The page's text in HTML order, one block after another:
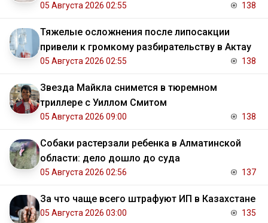
05 Августа 2026 02:55 138
Тяжелые осложнения после липосакции
привели к громкому разбирательству в Актау
05 Августа 2026 02:55 138
Звезда Майкла снимется в тюремном
триллере с Уиллом Смитом
05 Августа 2026 09:00 138
Собаки растерзали ребенка в Алматинской
области: дело дошло до суда
05 Августа 2026 02:56 137
За что чаще всего штрафуют ИП в Казахстане
05 Августа 2026 03:00 135